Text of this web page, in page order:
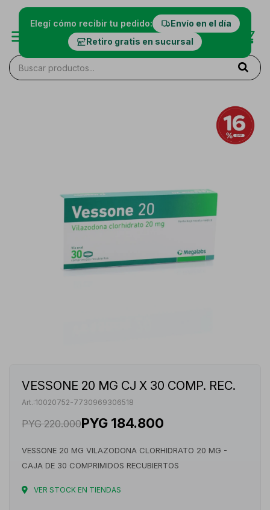
Elegí cómo recibir tu pedido:
Envío en el día
Retiro gratis en sucursal
VESSONE 20 MG CJ X 30 COMP. REC.
10020752-7730969306518
PYG 220.000PYG 184.800
VESSONE 20 MG VILAZODONA CLORHIDRATO 20 MG -
CAJA DE 30 COMPRIMIDOS RECUBIERTOS
VER STOCK EN TIENDAS